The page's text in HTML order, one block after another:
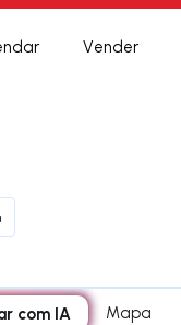
Vender
com IA Mapa